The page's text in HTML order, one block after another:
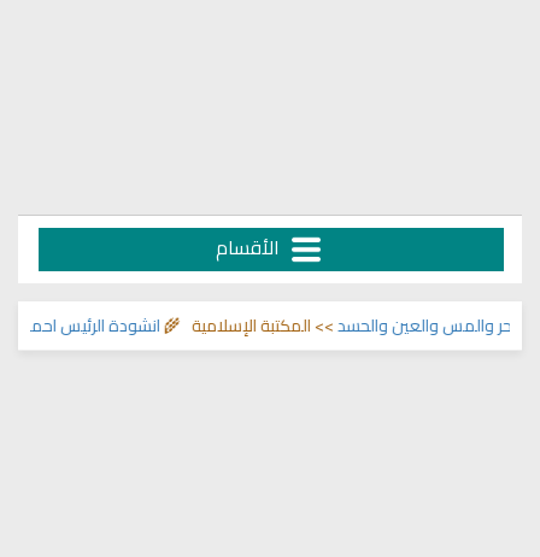
الأقسام
انشودة الرئيس احمد الشرع والمس والعين والحسد>> المكتبة الإسلامية 🌾